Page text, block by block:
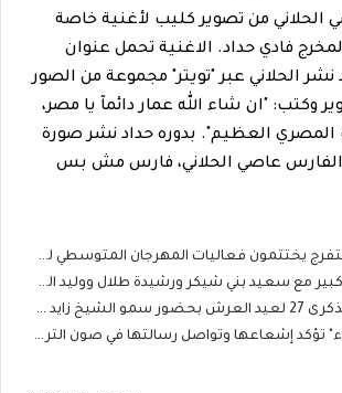
الحلاني من تصوير كليب لأغنية خاصة
فادي حداد. الاغنية تحمل عنوان
نشر الحلاني عبر "تويتر" مجموعة من الصور
وكتب: "ان شاء الله عمار دائمآ يا مصر،
المصري العظيم". بدوره حداد نشر صورة
الفارس عاصي الحلاني، فارس مش بس
بني شيكر ورشيدة طلال ووليد الرحماني في المهرجان المتوسطي للناظور
الشيخ نهيان بن مبارك
إشعاعها وتواصل رسالتها في صون التراث الموسيقي المغربي